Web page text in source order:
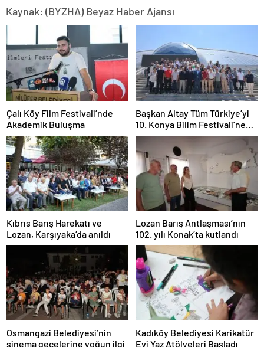
Kaynak: (BYZHA) Beyaz Haber Ajansı
Çalı Köy Film Festivali’nde
Akademik Buluşma
Başkan Altay Tüm Türkiye’yi
10. Konya Bilim Festivali’ne
Davet Etti
Kıbrıs Barış Harekatı ve
Lozan, Karşıyaka’da anıldı
Lozan Barış Antlaşması’nın
102. yılı Konak’ta kutlandı
Osmangazi Belediyesi’nin
sinema gecelerine yoğun ilgi
Kadıköy Belediyesi Karikatür
Evi Yaz Atölyeleri Başladı